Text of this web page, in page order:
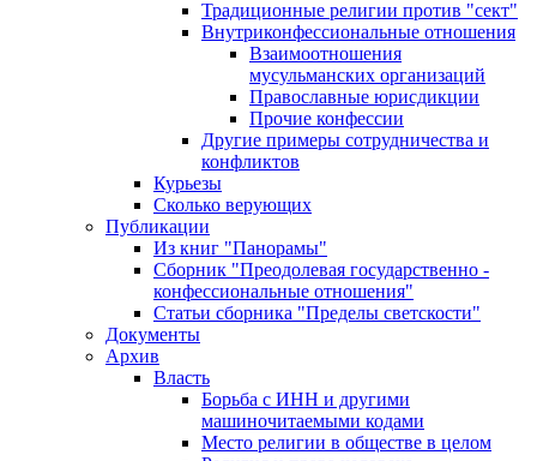
Традиционные религии против "сект"
Внутриконфессиональные отношения
Взаимоотношения
мусульманских организаций
Православные юрисдикции
Прочие конфессии
Другие примеры сотрудничества и
конфликтов
Курьезы
Сколько верующих
Публикации
Из книг "Панорамы"
Сборник "Преодолевая государственно -
конфессиональные отношения"
Статьи сборника "Пределы светскости"
Документы
Архив
Власть
Борьба с ИНН и другими
машиночитаемыми кодами
Место религии в обществе в целом